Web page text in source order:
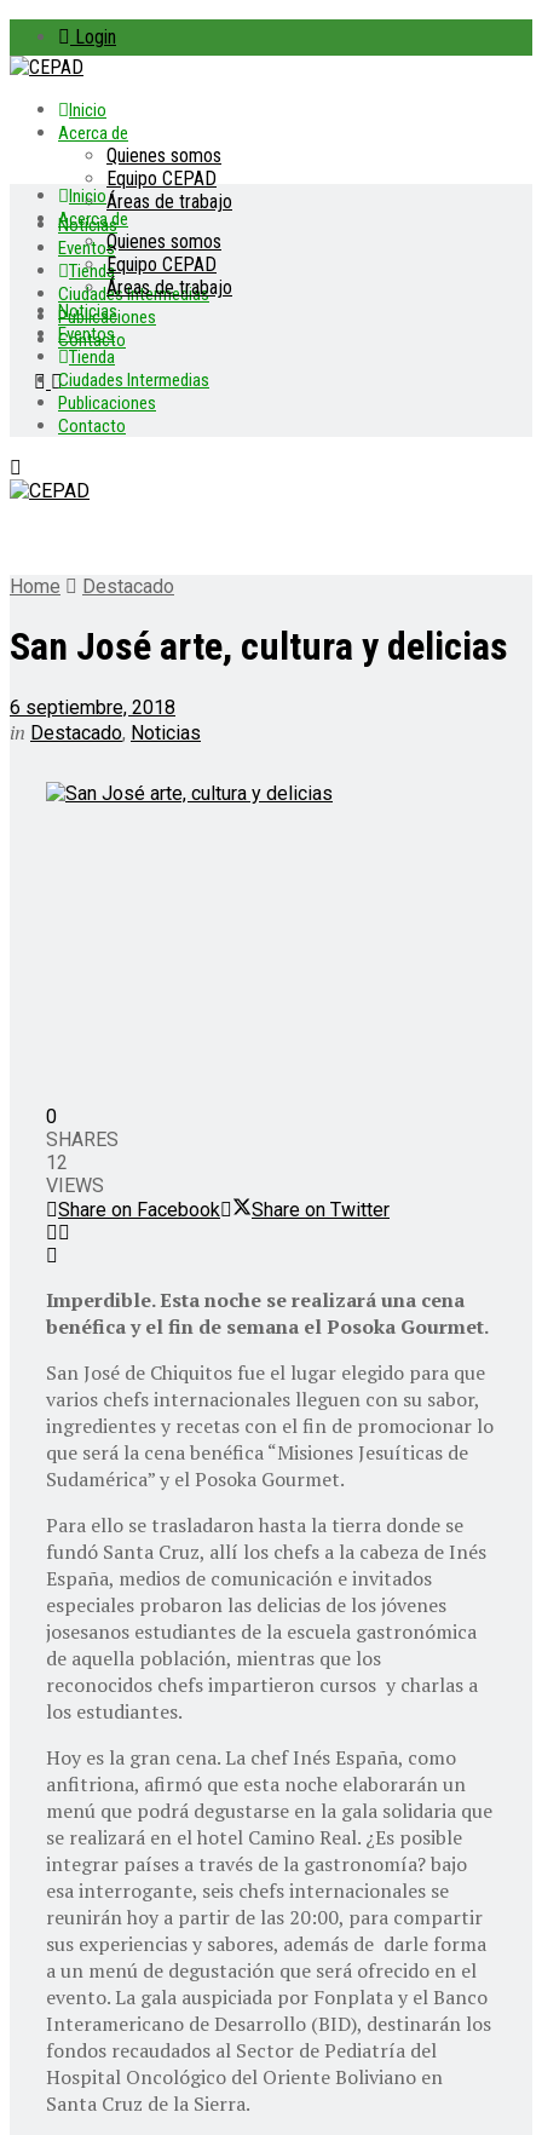
Login
Inicio
Acerca de
Quienes somos
Equipo CEPAD
Áreas de trabajo
Noticias
Eventos
Tienda
Ciudades Intermedias
Publicaciones
Contacto
Inicio
Acerca de
Quienes somos
Equipo CEPAD
Áreas de trabajo
Noticias
Eventos
Tienda
Ciudades Intermedias
Publicaciones
Contacto
Home Destacado
San José arte, cultura y delicias
6 septiembre, 2018
in Destacado, Noticias
0
SHARES
12
VIEWS
Share on Facebook
Share on Twitter
Imperdible. Esta noche se realizará una cena
benéfica y el fin de semana el Posoka Gourmet.
San José de Chiquitos fue el lugar elegido para que
varios chefs internacionales lleguen con su sabor,
ingredientes y recetas con el fin de promocionar lo
que será la cena benéfica “Misiones Jesuíticas de
Sudamérica” y el Posoka Gourmet.
Para ello se trasladaron hasta la tierra donde se
fundó Santa Cruz, allí los chefs a la cabeza de Inés
España, medios de comunicación e invitados
especiales probaron las delicias de los jóvenes
josesanos estudiantes de la escuela gastronómica
de aquella población, mientras que los
reconocidos chefs impartieron cursos y charlas a
los estudiantes.
Hoy es la gran cena. La chef Inés España, como
anfitriona, afirmó que esta noche elaborarán un
menú que podrá degustarse en la gala solidaria que
se realizará en el hotel Camino Real. ¿Es posible
integrar países a través de la gastronomía? bajo
esa interrogante, seis chefs internacionales se
reunirán hoy a partir de las 20:00, para compartir
sus experiencias y sabores, además de darle forma
a un menú de degustación que será ofrecido en el
evento. La gala auspiciada por Fonplata y el Banco
Interamericano de Desarrollo (BID), destinarán los
fondos recaudados al Sector de Pediatría del
Hospital Oncológico del Oriente Boliviano en
Santa Cruz de la Sierra.